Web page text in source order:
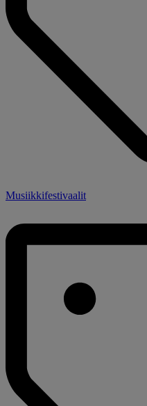
Musiikkifestivaalit